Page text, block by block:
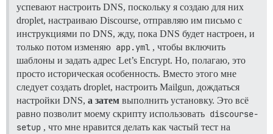
успевают настроить DNS, поскольку я создаю для них
droplet, настраиваю Discourse, отправляю им письмо с
инструкциями по DNS, жду, пока DNS будет настроен, и
только потом изменяю app.yml , чтобы включить
шаблоны и задать адрес Let’s Encrypt. Но, полагаю, это
просто историческая особенность. Вместо этого мне
следует создать droplet, настроить Mailgun, дождаться
настройки DNS, а затем выполнить установку. Это всё
равно позволит моему скрипту использовать discourse-
setup , что мне нравится делать как частый тест на